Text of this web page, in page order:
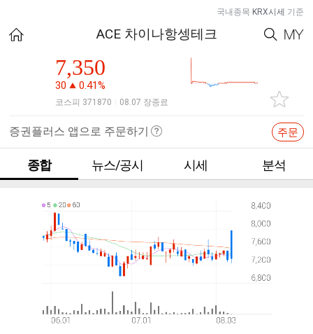
국내종목 KRX시세 기준
ACE 차이나항셍테크
7,350
30 0.41%
코스피 371870 08.07 장종료
증권플러스 앱으로 주문하기 주문
종합 뉴스/공시 시세 분석